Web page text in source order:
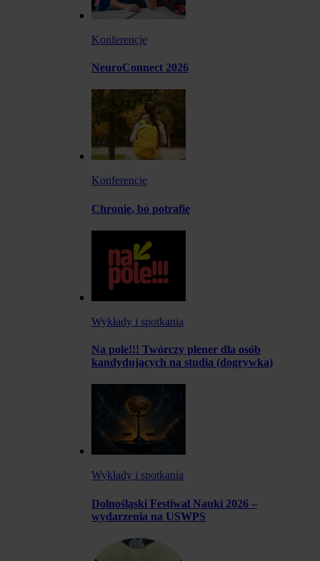
Konferencje
NeuroConnect 2026
Konferencje
Chronię, bo potrafię
Wykłady i spotkania
Na pole!!! Twórczy plener dla osób
kandydujących na studia (dogrywka)
Wykłady i spotkania
Dolnośląski Festiwal Nauki 2026 –
wydarzenia na USWPS